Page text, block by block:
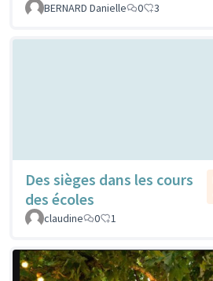
BERNARD Danielle
0 3
Des sièges dans les cours
des écoles
claudine
0 1